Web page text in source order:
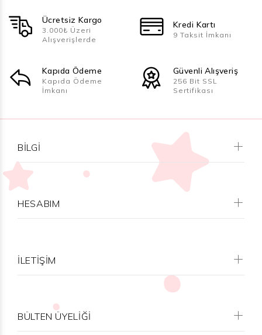
Ücretsiz Kargo
3.000₺ Üzeri
Alışverişlerde
Kredi Kartı
9 Taksit İmkanı
Kapıda Ödeme
Kapıda Ödeme
İmkanı
Güvenli Alışveriş
256 Bit SSL
Sertifikası
BILGI
HESABIM
İLETİŞİM
BÜLTEN ÜYELİĞİ